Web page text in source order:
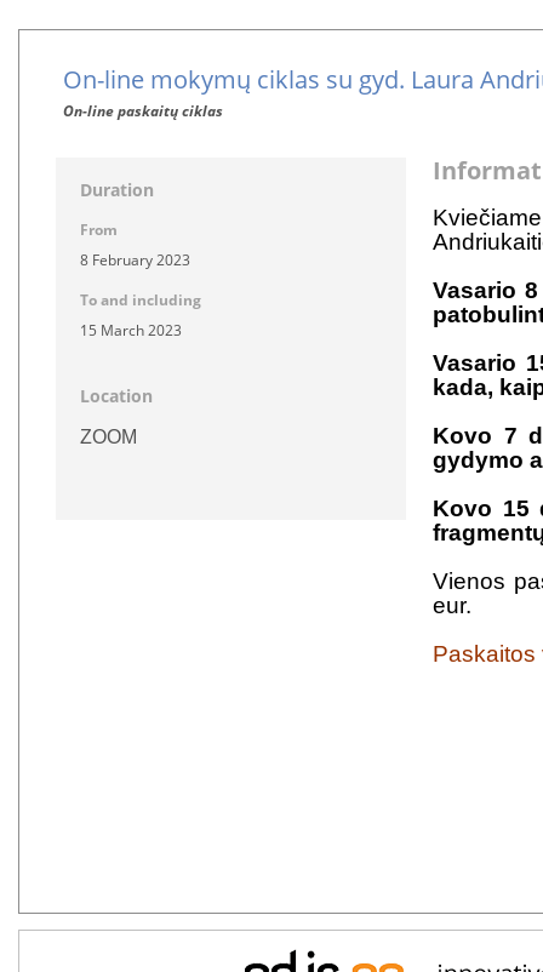
On-line mokymų ciklas su gyd. Laura
On-line paskaitų ciklas
Vasario
Vasario
kada,
Kovo 7
gydymo
Kovo 15
Vienos
eur.
Paskaitos
Duration
From
8 February 2023
To and including
15 March 2023
Location
ZOOM